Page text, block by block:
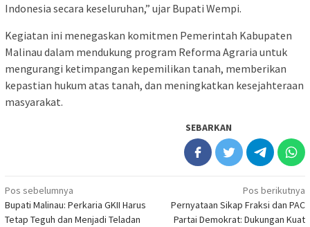
Indonesia secara keseluruhan,” ujar Bupati Wempi.
Kegiatan ini menegaskan komitmen Pemerintah Kabupaten
Malinau dalam mendukung program Reforma Agraria untuk
mengurangi ketimpangan kepemilikan tanah, memberikan
kepastian hukum atas tanah, dan meningkatkan kesejahteraan
masyarakat.
SEBARKAN
Navigasi
pos
Pos sebelumnya
Bupati Malinau: Perkaria GKII Harus
Tetap Teguh dan Menjadi Teladan
Pos berikutnya
Pernyataan Sikap Fraksi dan PAC
Partai Demokrat: Dukungan Kuat